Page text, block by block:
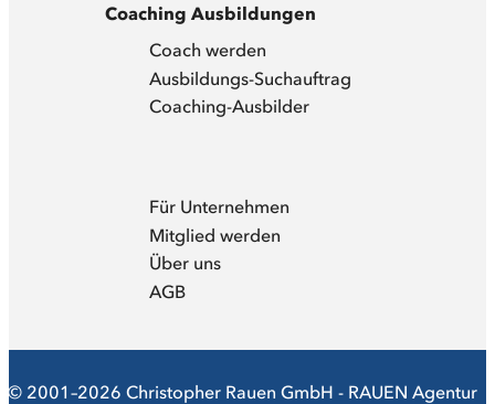
Coaching Ausbildungen
Coach werden
Ausbildungs-Suchauftrag
Coaching-Ausbilder
Für Unternehmen
Mitglied werden
Über uns
AGB
© 2001–2026 Christopher Rauen GmbH - RAUEN Agentur